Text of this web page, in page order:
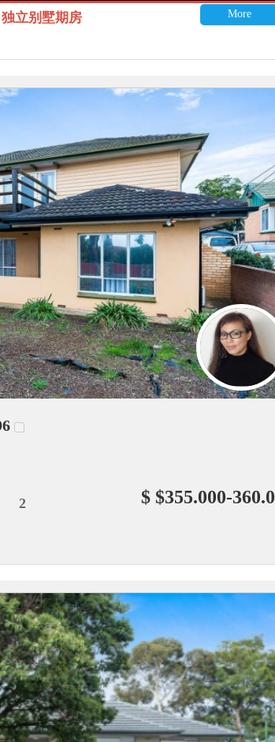
立别墅期房 More
2 $ $355.000-